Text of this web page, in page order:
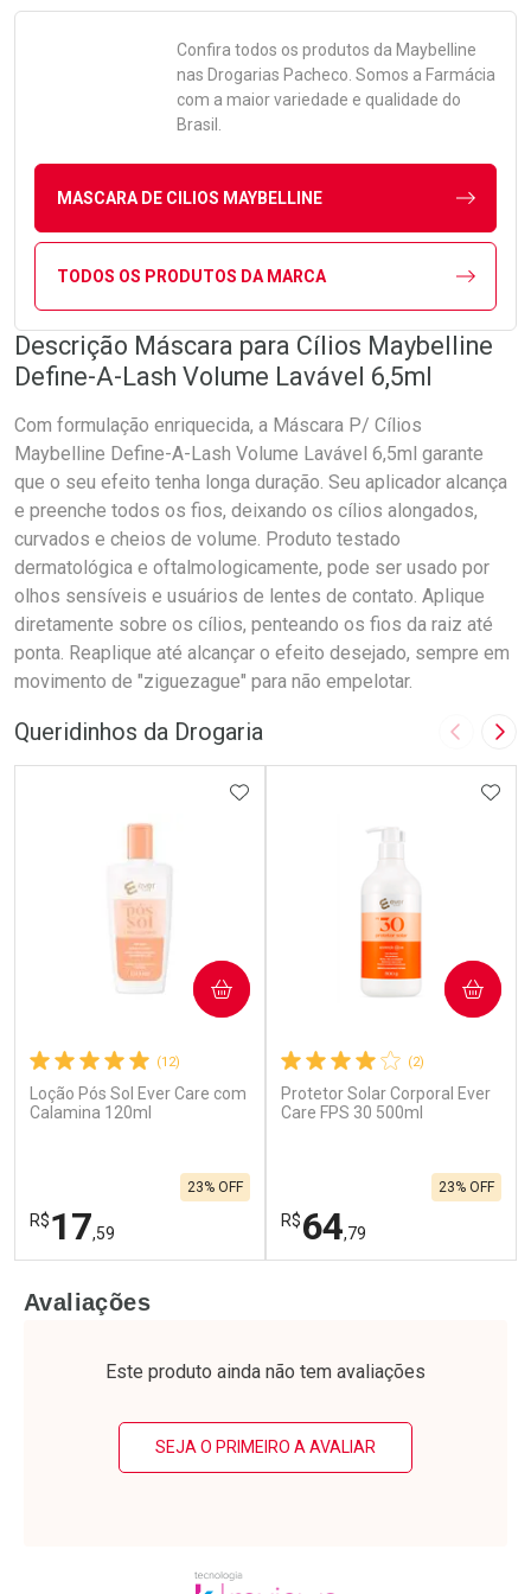
Confira todos os produtos da Maybelline
nas Drogarias Pacheco. Somos a Farmácia
com a maior variedade e qualidade do
Brasil.
MASCARA DE CILIOS MAYBELLINE
TODOS OS PRODUTOS DA MARCA
Descrição Máscara para Cílios Maybelline
Define-A-Lash Volume Lavável 6,5ml
Com formulação enriquecida, a Máscara P/ Cílios
Maybelline Define-A-Lash Volume Lavável 6,5ml garante
que o seu efeito tenha longa duração. Seu aplicador alcança
e preenche todos os fios, deixando os cílios alongados,
curvados e cheios de volume. Produto testado
dermatológica e oftalmologicamente, pode ser usado por
olhos sensíveis e usuários de lentes de contato. Aplique
diretamente sobre os cílios, penteando os fios da raiz até
ponta. Reaplique até alcançar o efeito desejado, sempre em
movimento de "ziguezague" para não empelotar.
Queridinhos da Drogaria Imagem
(12)
Loção Pós Sol Ever Care com
Calamina 120ml
R$17,59
23% OFF
ADICIONAR AOS FAVORITOS
COMPRAR
Laboratório
Por Menos
(2)
Protetor Solar Corporal Ever
Care FPS 30 500ml
R$64,79
23% OFF
COMPRAR
Laboratório
Por Menos
Avaliações
Este produto ainda não tem avaliações
SEJA O PRIMEIRO A AVALIAR